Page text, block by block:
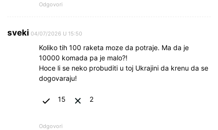
Odgovori
sveki 04/07/2026 U 15:50
Koliko tih 100 raketa moze da potraje. Ma da je
10000 komada pa je malo?!
Hoce li se neko probuditi u toj Ukrajini da krenu da se
dogovaraju!
15 2
Odgovori